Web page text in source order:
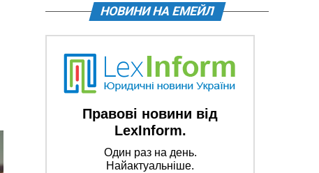
НОВИНИ НА ЕМЕЙЛ
Правові новини від
LexInform.
Один раз на день.
Найактуальніше.